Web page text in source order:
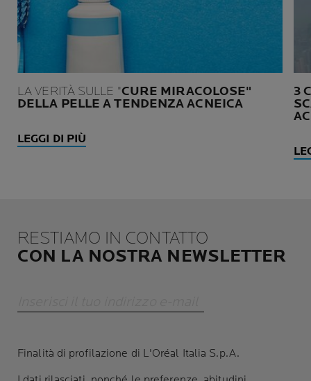
LA VERITÀ SULLE "CURE MIRACOLOSE"
DELLA PELLE A TENDENZA ACNEICA
LEGGI DI PIÙ
3
RESTIAMO IN CONTATTO
CON LA NOSTRA NEWSLETTER
Finalità di profilazione di L'Oréal Italia S.p.A.